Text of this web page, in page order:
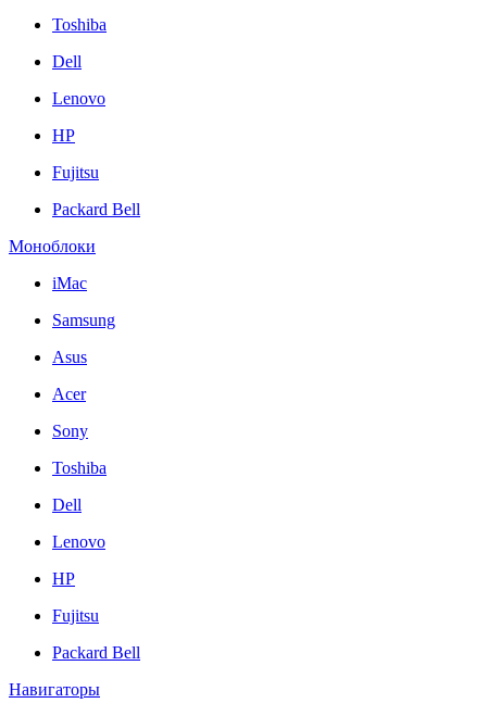
Toshiba
Dell
Lenovo
HP
Fujitsu
Packard Bell
Моноблоки
iMac
Samsung
Asus
Acer
Sony
Toshiba
Dell
Lenovo
HP
Fujitsu
Packard Bell
Навигаторы